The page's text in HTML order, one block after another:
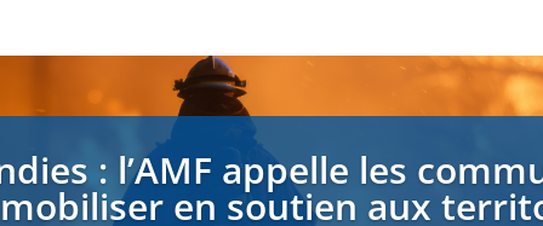
: l’AMF appelle les
en soutien aux